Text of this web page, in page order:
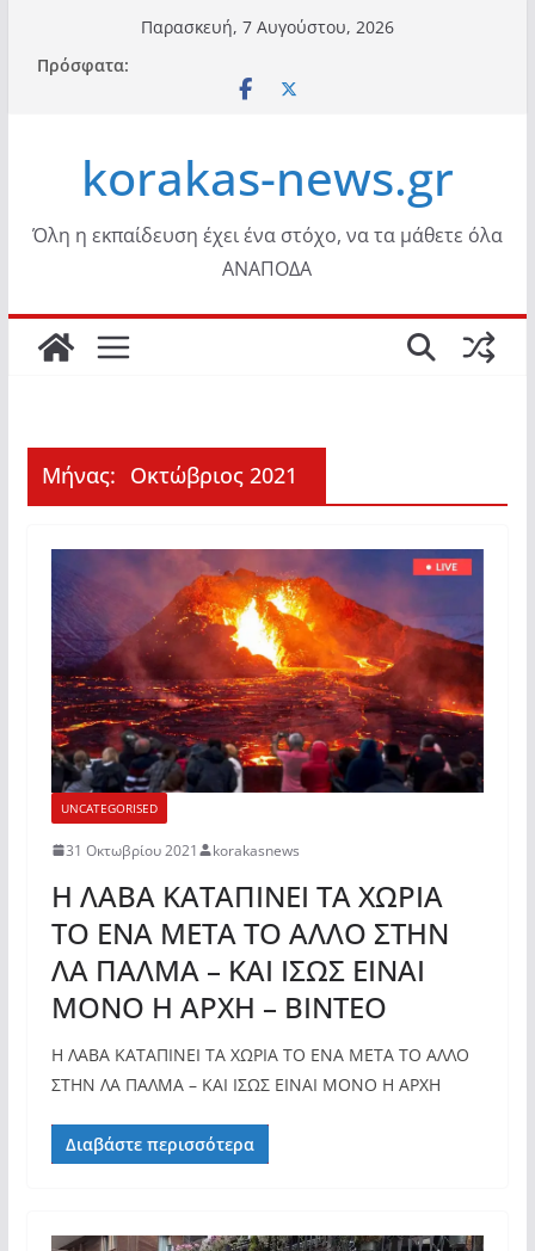
περιεχόμενο
Παρασκευή, 7 Αυγούστου, 2026
Πρόσφατα:
korakas-news.gr
Όλη η εκπαίδευση έχει ένα στόχο, να τα μάθετε όλα
ΑΝΑΠΟΔΑ
Μήνας: Οκτώβριος 2021
UNCATEGORISED
31 Οκτωβρίου 2021 korakasnews
Η ΛΑΒΑ ΚΑΤΑΠΙΝΕΙ ΤΑ ΧΩΡΙΑ
ΤΟ ΕΝΑ ΜΕΤΑ ΤΟ ΑΛΛΟ ΣΤΗΝ
ΛΑ ΠΑΛΜΑ – ΚΑΙ ΙΣΩΣ ΕΙΝΑΙ
ΜΟΝΟ Η ΑΡΧΗ – ΒΙΝΤΕΟ
Η ΛΑΒΑ ΚΑΤΑΠΙΝΕΙ ΤΑ ΧΩΡΙΑ ΤΟ ΕΝΑ ΜΕΤΑ ΤΟ ΑΛΛΟ
ΣΤΗΝ ΛΑ ΠΑΛΜΑ – ΚΑΙ ΙΣΩΣ ΕΙΝΑΙ ΜΟΝΟ Η ΑΡΧΗ
Διαβάστε περισσότερα